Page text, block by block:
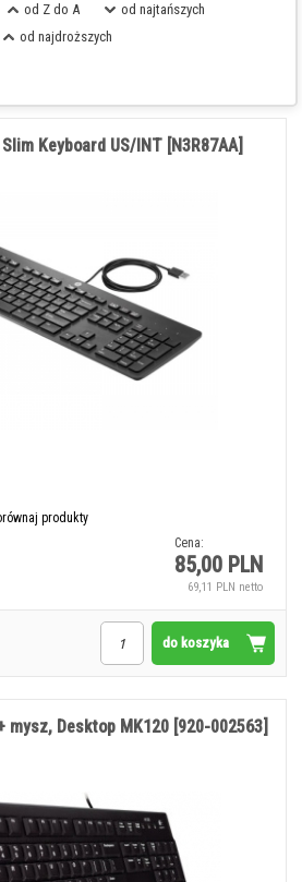
od Z do A
od najtańszych
od najdroższych
produkty
Cena:
85,00 PLN
69,11 PLN netto
Keyboard US/INT [N3R87AA]
do koszyka
Desktop MK120 [920-002563]